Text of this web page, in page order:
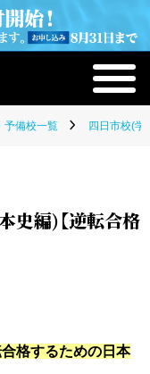
予備校一覧 四日市校(学
史編)【逆転合格
格するための日本